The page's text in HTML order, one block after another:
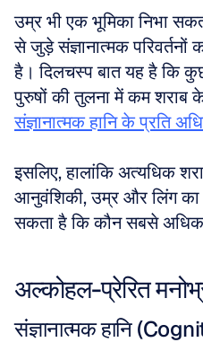
उम्र भी एक भूमिका निभा
से जुड़े संज्ञानात्मक
है। दिलचस्प बात यह है कि
संज्ञानात्मक हानि के प्रति
इसलिए, हालांकि अत्यधिक
आनुवंशिकी, उम्र और लिंग का
सकता है कि कौन सबसे अधिक
अल्कोहल-प्रेरित
संज्ञानात्मक हानि